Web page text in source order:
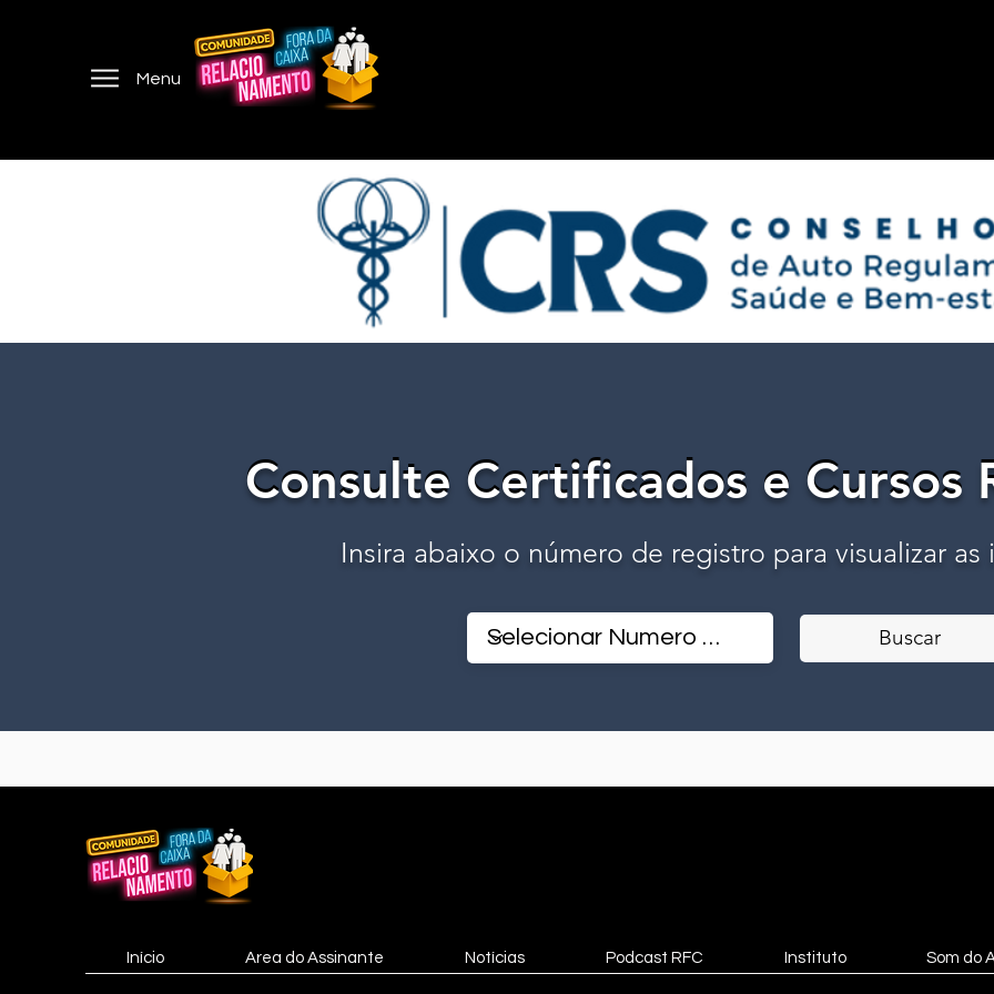
Menu
Consulte Certificados e Cursos
Consulte Certificados e Cursos
Insira abaixo o número de registro para visualizar as
Buscar
Início Area do Assinante Notícias Podcast RFC Instituto Som do